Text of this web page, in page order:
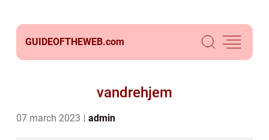
GUIDEOFTHEWEB.com
vandrehjem
07 march 2023 admin